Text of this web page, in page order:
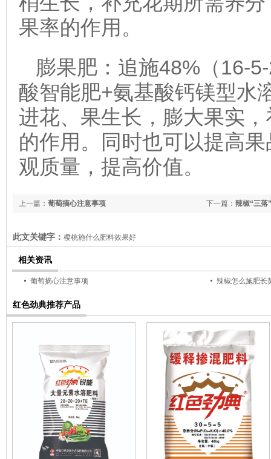
果率的作用。
膨果肥：追施48%（16-
酸智能肥+氨基酸钙镁型水
进花、果生长，膨大果实
的作用。同时也可以提高
观质量，提高价值。
下一篇： 辣椒“三落
上一篇： 葡萄摘心注意事项
此文关键字： 樱桃施什么肥料效果好
相关资讯
葡萄摘心注意事项 辣椒怎么施肥长
红色劲典推荐产品